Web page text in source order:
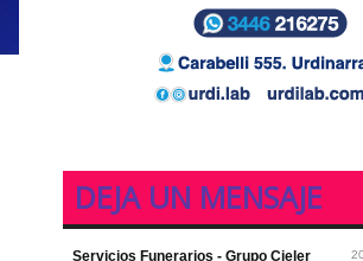
DEJA UN MENSAJE